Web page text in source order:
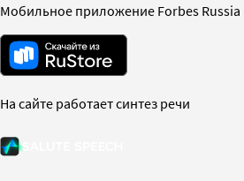
Мобильное приложение Forbes Russia
На сайте работает синтез речи